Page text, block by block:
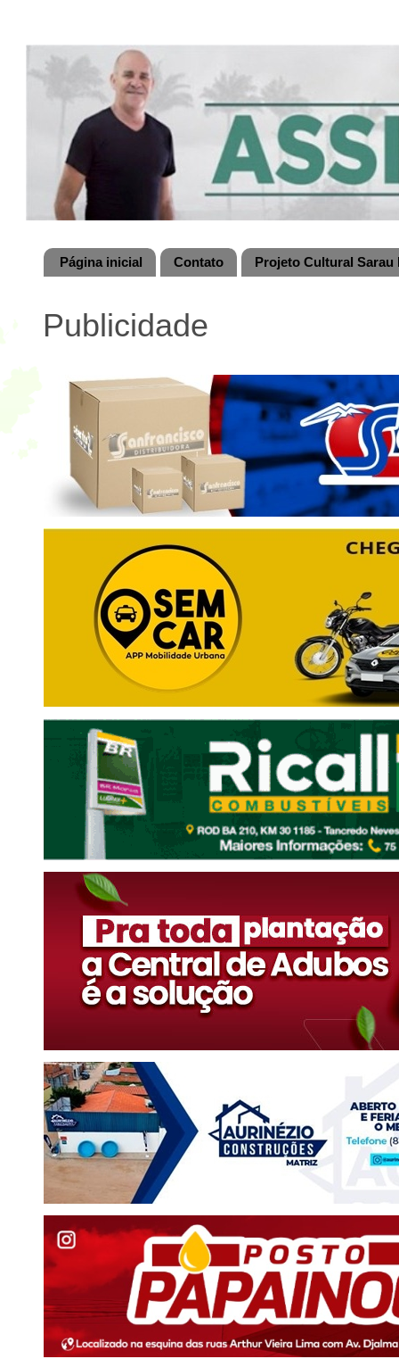
Página inicial Contato Projeto Cultural
Publicidade